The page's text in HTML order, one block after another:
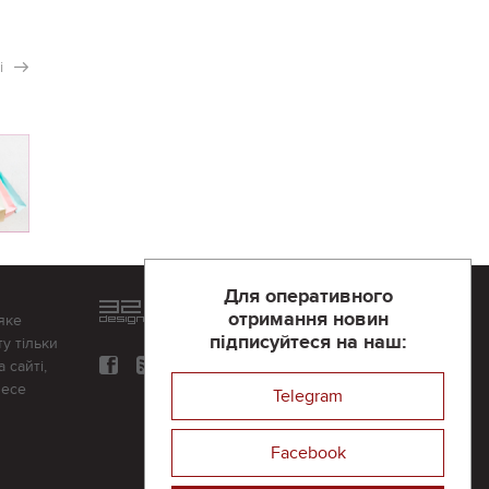
Для оперативного
отримання новин
підписуйтеся на наш:
Telegram
Facebook
тільки
сайті,
Розроблений та підтримується
компанії 32х32